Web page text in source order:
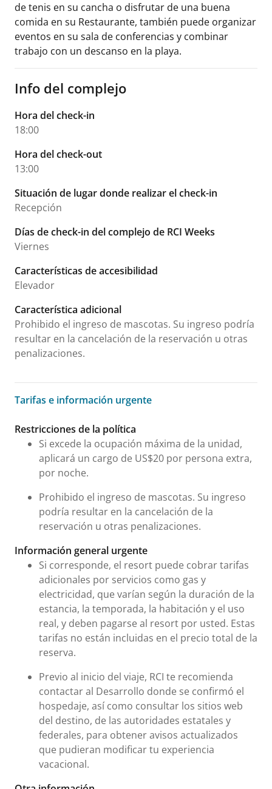
de tenis en su cancha o disfrutar de una buena
comida en su Restaurante, también puede organizar
eventos en su sala de conferencias y combinar
trabajo con un descanso en la playa.
Info del complejo
Hora del check-in
18:00
Hora del check-out
13:00
Situación de lugar donde realizar el check-in
Recepción
Días de check-in del complejo de RCI Weeks
Viernes
Características de accesibilidad
Elevador
Característica adicional
Prohibido el ingreso de mascotas. Su ingreso podría
resultar en la cancelación de la reservación u otras
penalizaciones.
Tarifas e información urgente
Tarifas e información urgente
Restricciones de la política
Si excede la ocupación máxima de la unidad,
aplicará un cargo de US$20 por persona extra,
por noche.
Prohibido el ingreso de mascotas. Su ingreso
podría resultar en la cancelación de la
reservación u otras penalizaciones.
Información general urgente
Si corresponde, el resort puede cobrar tarifas
adicionales por servicios como gas y
electricidad, que varían según la duración de la
estancia, la temporada, la habitación y el uso
real, y deben pagarse al resort por usted. Estas
tarifas no están incluidas en el precio total de la
reserva.
Previo al inicio del viaje, RCI te recomienda
contactar al Desarrollo donde se confirmó el
hospedaje, así como consultar los sitios web
del destino, de las autoridades estatales y
federales, para obtener avisos actualizados
que pudieran modificar tu experiencia
vacacional.